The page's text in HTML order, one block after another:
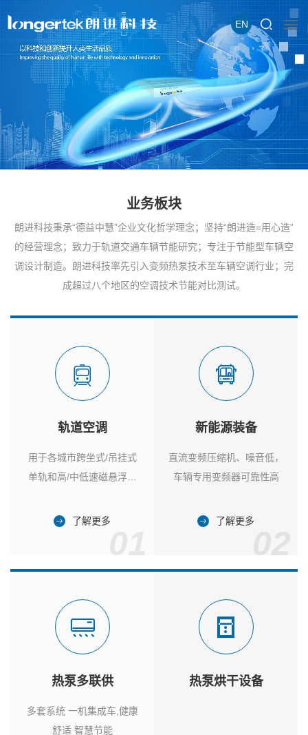
EN
业务板块
朗进科技秉承“德益中慧”企业文化哲学理念；坚持“朗进造=用心造”
的经营理念；致力于轨道交通车辆节能研究；专注于节能型车辆空
调设计制造。朗进科技率先引入变频热泵技术至车辆空调行业；完
成超过八个地区的空调技术节能对比测试。
轨道空调
用于各城市跨坐式/吊挂式
单轨和高/中低速磁悬浮列
了解更多
新能源装备
直流变频压缩机、噪音低，
车辆专用变频器可靠性高
了解更多
热泵多联供
多套系统 一机集成车,健康
舒适 智慧节能
热泵烘干设备